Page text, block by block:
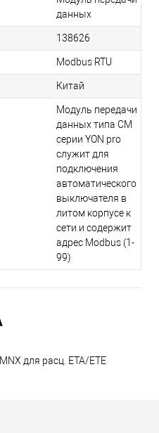
данных
138626
Modbus RTU
Китай
Модуль передачи
данных типа CM
серии YON pro
служит для
подключения
автоматического
выключателя в
литом корпусе к
сети и содержит
адрес Modbus (1-
99)
для расц. ETA/ETE